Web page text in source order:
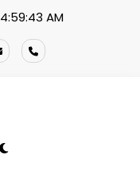
4:59:43 AM